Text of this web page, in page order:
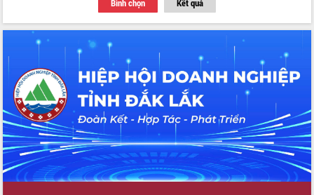
Thứ trưởng Bộ Y tế làm việc với tỉnh
Đắk Lắk về phát triển nhân lực y tế
cho trạm y tế cấp xã
Du lịch Đắk Lắk nâng tầm trải nghiệm
du khách thông qua Hệ thống cơ sở dữ
liệu và Bản đồ số
Tập huấn ứng dụng trí tuệ nhân tạo (AI)
trong thương mại điện tử năm 2026
Đoàn đại biểu Quốc hội tỉnh Đắk Lắk
trao đổi thông tin trước Kỳ họp thứ
nhất, Quốc hội khóa XVI
Quyết liệt cải cách hành chính, khơi
Bình chọn Kết quả